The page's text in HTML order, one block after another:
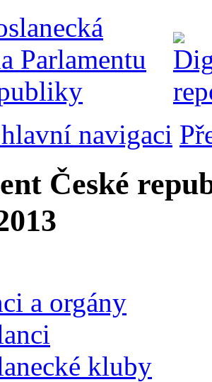
navigaci
České
a orgány
kluby